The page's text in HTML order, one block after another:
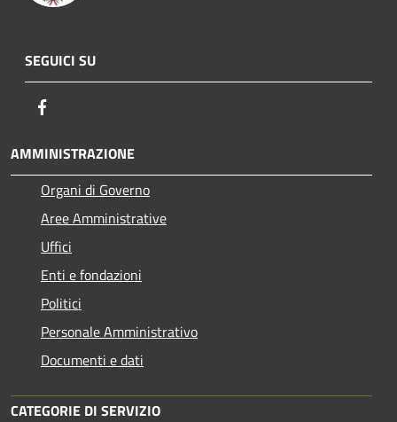
SEGUICI SU
AMMINISTRAZIONE
Organi di Governo
Aree Amministrative
Uffici
Enti e fondazioni
Politici
Personale Amministrativo
Documenti e dati
CATEGORIE DI SERVIZIO